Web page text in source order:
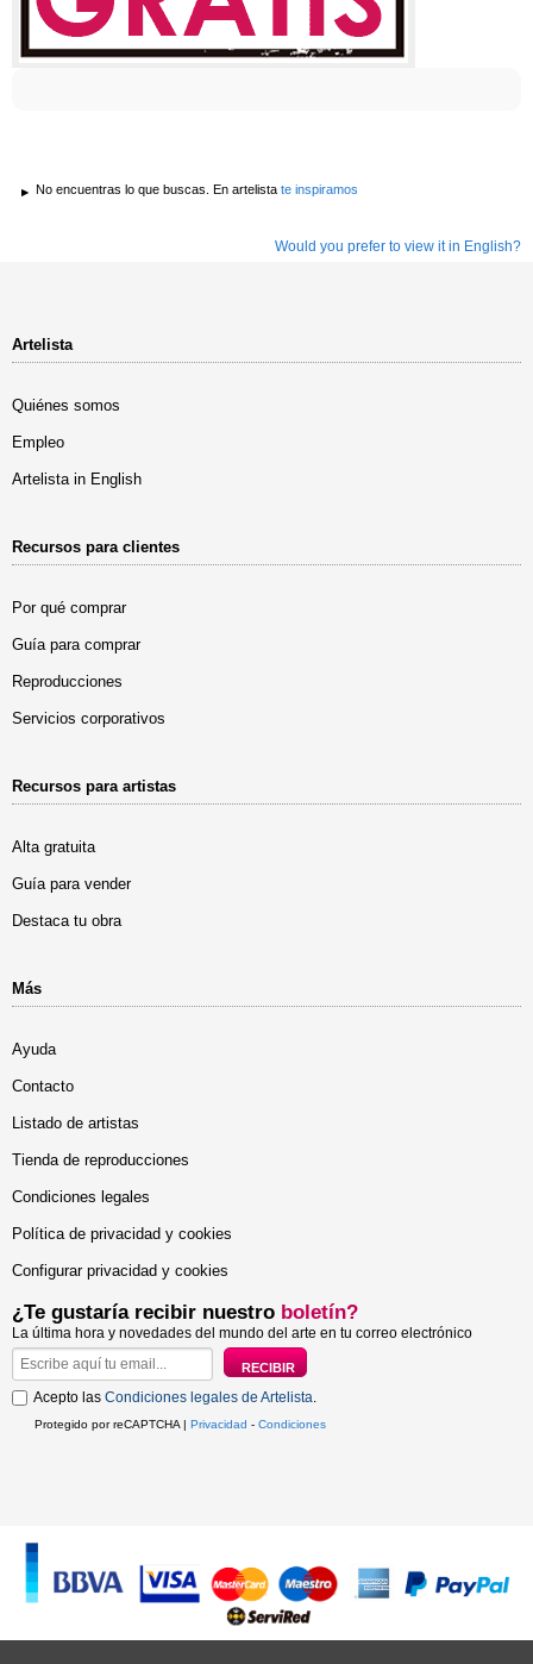
No encuentras lo que buscas. En artelista te inspiramos
Would you prefer to view it in English?
Artelista
Quiénes somos
Empleo
Artelista in English
Recursos para clientes
Por qué comprar
Guía para comprar
Reproducciones
Servicios corporativos
Recursos para artistas
Alta gratuita
Guía para vender
Destaca tu obra
Más
Ayuda
Contacto
Listado de artistas
Tienda de reproducciones
Condiciones legales
Política de privacidad y cookies
Configurar privacidad y cookies
¿Te gustaría recibir nuestro boletín?
La última hora y novedades del mundo del arte en tu correo electrónico
Acepto las Condiciones legales de Artelista
Protegido por reCAPTCHA | Privacidad - Condiciones